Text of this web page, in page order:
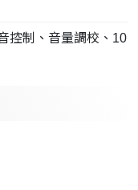
控制、音量調校、10